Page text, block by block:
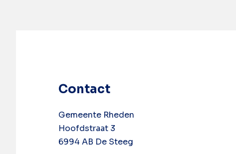
Contact
Gemeente Rheden
Hoofdstraat 3
6994 AB De Steeg